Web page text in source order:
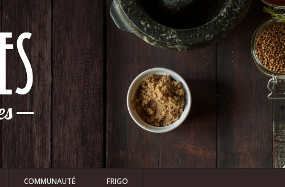
COMMUNAUTÉ FRIGO